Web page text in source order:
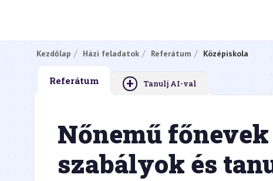
Kezdőlap Házi feladatok Referátum Középiskola
Referátum + Tanulj AI-val
Nőnemű
szabályok és